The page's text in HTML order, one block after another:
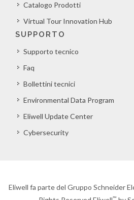
Catalogo Prodotti
Virtual Tour Innovation Hub
SUPPORTO
Supporto tecnico
Faq
Bollettini tecnici
Environmental Data Program
Eliwell Update Center
Cybersecurity
Eliwell fa parte del Gruppo Schneider
™